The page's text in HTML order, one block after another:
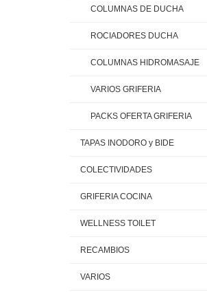
COLUMNAS DE DUCHA
ROCIADORES DUCHA
COLUMNAS HIDROMASAJE
VARIOS GRIFERIA
PACKS OFERTA GRIFERIA
TAPAS INODORO y BIDE
COLECTIVIDADES
GRIFERIA COCINA
WELLNESS TOILET
RECAMBIOS
VARIOS